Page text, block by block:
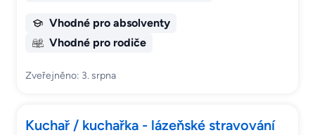
Vhodné pro absolventy
Vhodné pro rodiče
Zveřejněno: 3. srpna
Kuchař / kuchařka - lázeňské stravování